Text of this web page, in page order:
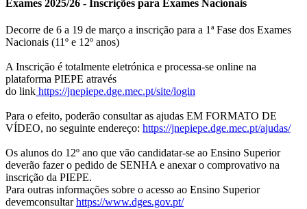
Exames 2025/26 - Inscrições para Exames Nacionais
Decorre de 6 a 19 de março a inscrição para a 1ª Fase dos Exames
Nacionais (11º e 12º anos)
A Inscrição é totalmente eletrónica e processa-se online na
plataforma PIEPE através
do link https://jnepiepe.dge.mec.pt/site/login
Para o efeito, poderão consultar as ajudas EM FORMATO DE
VÍDEO, no seguinte endereço: https://jnepiepe.dge.mec.pt/ajudas/
Os alunos do 12º ano que vão candidatar-se ao Ensino Superior
deverão fazer o pedido de SENHA e anexar o comprovativo na
inscrição da PIEPE.
Para outras informações sobre o acesso ao Ensino Superior
devemconsultarhttps://www.dges.gov.pt/